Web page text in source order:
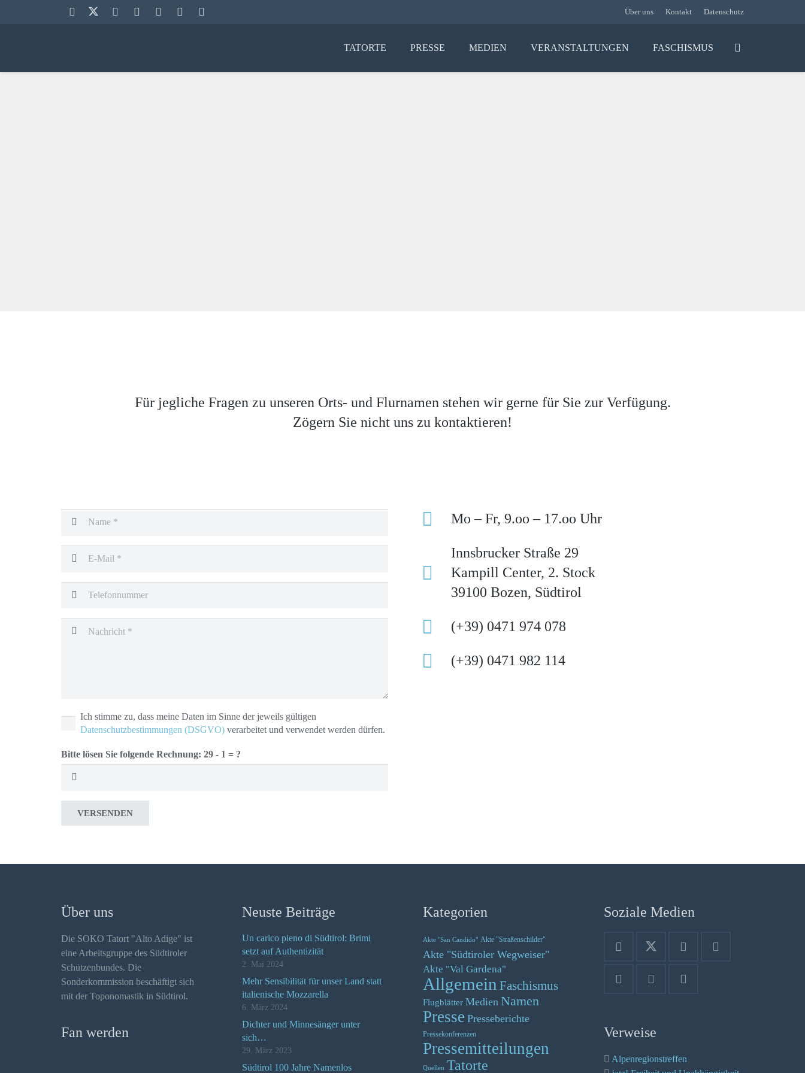
Über uns Kontakt Datenschutz
TATORTE PRESSE MEDIEN VERANSTALTUNGEN FASCHISMUS
Für jegliche Fragen zu unseren Orts- und Flurnamen stehen wir gerne für Sie zur Verfügung.
Zögern Sie nicht uns zu kontaktieren!
Ich stimme zu, dass meine Daten im Sinne der jeweils gültigen
Datenschutzbestimmungen (DSGVO) verarbeitet und verwendet werden dürfen.
Bitte lösen Sie folgende Rechnung: 29 - 1 = ?
VERSENDEN
Mo – Fr, 9.oo – 17.oo Uhr
Innsbrucker Straße 29
Kampill Center, 2. Stock
39100 Bozen, Südtirol
(+39) 0471 974 078
(+39) 0471 982 114
Über uns
Die SOKO Tatort "Alto Adige" ist
eine Arbeitsgruppe des Südtiroler
Schützenbundes. Die
Sonderkommission beschäftigt sich
mit der Toponomastik in Südtirol.
Fan werden
Neuste Beiträge
Un carico pieno di Südtirol: Brimi
setzt auf Authentizität
2. Mai 2024
Mehr Sensibilität für unser Land statt
italienische Mozzarella
6. März 2024
Dichter und Minnesänger unter
sich…
29. März 2023
Südtirol 100 Jahre Namenlos
Kategorien
Akte "San Candido" Akte "Straßenschilder"
Akte "Südtiroler Wegweiser"
Akte "Val Gardena"
Allgemein Faschismus
Flugblätter Medien Namen
Presse Presseberichte
Pressekonferenzen
Pressemitteilungen
Quellen Tatorte
Soziale Medien
Verweise
Alpenregionstreffen